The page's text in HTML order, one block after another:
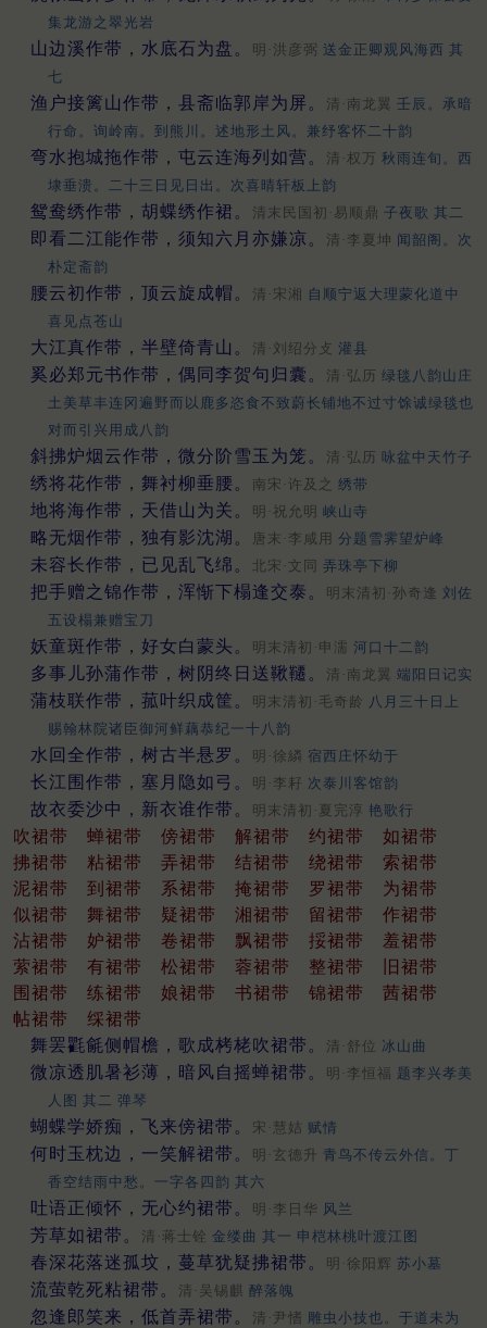
集龙游之翠光岩
山边溪作带，水底石为盘。 明·洪彦弼 送金正卿观风海西 其
七
渔户接篱山作带，县斋临郭岸为屏。 清·南龙翼 壬辰。承暗
行命。询岭南。到熊川。述地形土风。兼纾客怀二十韵
弯水抱城拖作带，屯云连海列如营。 清·权万 秋雨连旬。西
埭垂溃。二十三日见日出。次喜晴轩板上韵
鸳鸯绣作带，胡蝶绣作裙。 清末民国初·易顺鼎 子夜歌 其二
即看二江能作带，须知六月亦嫌凉。 清·李夏坤 闻韶阁。次
朴定斋韵
腰云初作带，顶云旋成帽。 清·宋湘
自顺宁返大理蒙化道中
喜见点苍山
大江真作带，半壁倚青山。 清·刘绍分攴 灌县
奚必郑元书作带，偶同李贺句归囊。 清·弘历 绿毯八韵山庄
土美草丰连冈遍野而以鹿多恣食不致蔚长铺地不过寸馀诚绿毯也
对而引兴用成八韵
斜拂炉烟云作带，微分阶雪玉为笼。 清·弘历 咏盆中天竹子
绣将花作带，舞衬柳垂腰。 南宋·许及之 绣带
地将海作带，天借山为关。 明·祝允明 峡山寺
略无烟作带，独有影沈湖。 唐末·李咸用 分题雪霁望炉峰
未容长作带，已见乱飞绵。 北宋·文同 弄珠亭下柳
把手赠之锦作带，浑惭下榻逢交泰。 明末清初·孙奇逢 刘佐
五设榻兼赠宝刀
妖童斑作带，好女白蒙头。 明末清初·申濡 河口十二韵
多事儿孙蒲作带，树阴终日送鞦韆。 清·南龙翼 端阳日记实
蒲枝联作带，菰叶织成筐。 明末清初·毛奇龄 八月三十日上
赐翰林院诸臣御河鲜藕恭纪一十八韵
水回全作带，树古半悬罗。 明·徐繗 宿西庄怀幼于
长江围作带，塞月隐如弓。 明·李耔 次泰川客馆韵
故衣委沙中，新衣谁作带。 明末清初·夏完淳 艳歌行
吹裙带 蝉裙带 傍裙带 解裙带 约裙带
如裙带
拂裙带
粘裙带 弄裙带 结裙带 绕裙带
索裙带
泥裙带
到裙带 系裙带 掩裙带 罗裙带
为裙带
似裙带
舞裙带 疑裙带 湘裙带 留裙带
作裙带
沾裙带
妒裙带 卷裙带 飘裙带 挼裙带
羞裙带
萦裙带
有裙带 松裙带 蓉裙带 整裙带
旧裙带
围裙带
练裙带 娘裙带 书裙带 锦裙带
茜裙带
帖裙带
䌽裙带
舞罢氍毹侧帽檐，歌成栲栳吹裙带。
清·舒位 冰山曲
微凉透肌暑衫薄，暗风自摇蝉裙带。 明·李恒福 题李兴孝美
人图 其二 弹琴
蝴蝶学娇痴，飞来傍裙带。 宋·慧姞 赋情
何时玉枕边，一笑解裙带。 明·玄德升 青鸟不传云外信。丁
香空结雨中愁。一字各四韵 其六
吐语正倾怀，无心约裙带。 明·李日华 风兰
芳草如裙带。 清·蒋士铨 金缕曲 其一 申桤林桃叶渡江图
春深花落迷孤坟，蔓草犹疑拂裙带。 明·徐阳辉 苏小墓
流萤乾死粘裙带。 清·吴锡麒 醉落魄
忽逢郎笑来，低首弄裙带。 清·尹愭 雕虫小技也。于道未为